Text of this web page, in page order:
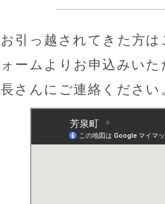
お引っ越されてきた方
ォームよりお申込みい
長さんにご連絡ください